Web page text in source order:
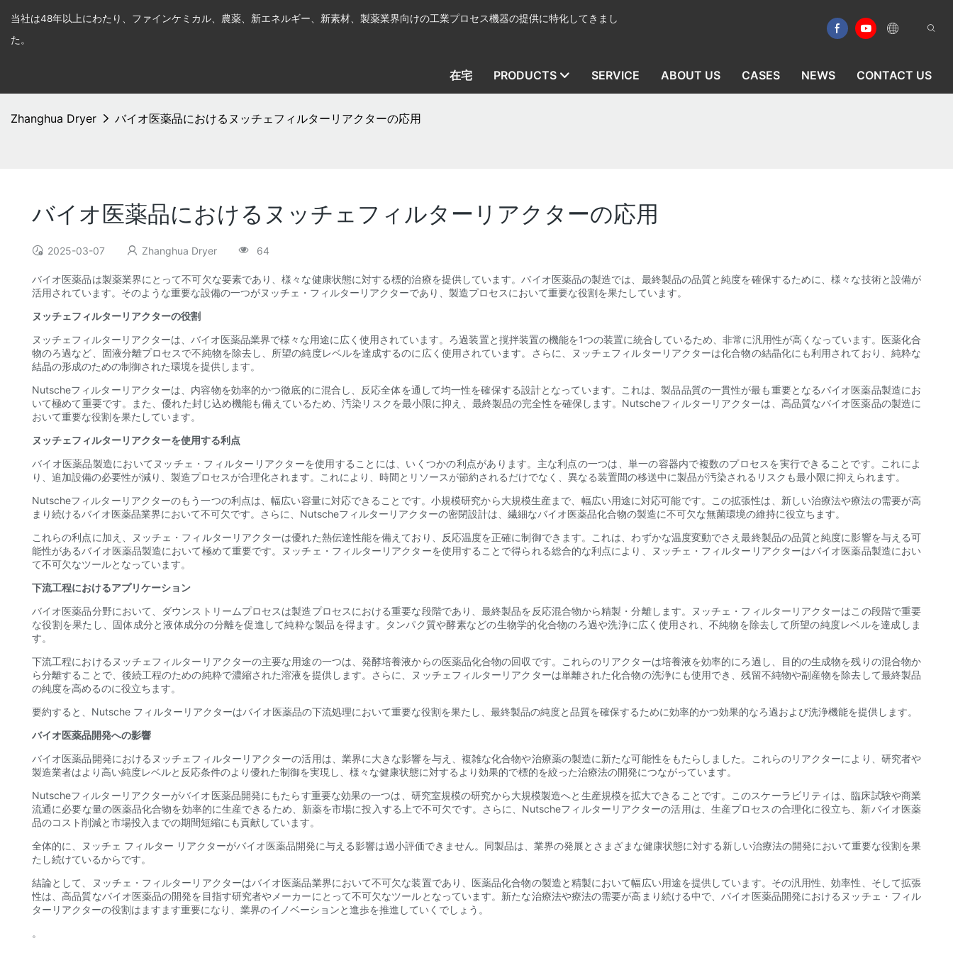
当社は48年以上にわたり、ファインケミカル、農薬、新エネルギー、新素材、製薬業界向けの工業プロセス機器の提供に特化してきまし
た。
在宅 PRODUCTS SERVICE ABOUT US CASES NEWS CONTACT US
Zhanghua Dryer バイオ医薬品におけるヌッチェフィルターリアクターの応用
バイオ医薬品におけるヌッチェフィルターリアクターの応用
2025-03-07 Zhanghua Dryer 64
バイオ医薬品は製薬業界にとって不可欠な要素であり、様々な健康状態に対する標的治療を提供しています。バイオ医薬品の製造では、最終製品の品質と純度を確保するために、様々な技術と設備が
活用されています。そのような重要な設備の一つがヌッチェ・フィルターリアクターであり、製造プロセスにおいて重要な役割を果たしています。
ヌッチェフィルターリアクターの役割
ヌッチェフィルターリアクターは、バイオ医薬品業界で様々な用途に広く使用されています。ろ過装置と撹拌装置の機能を1つの装置に統合しているため、非常に汎用性が高くなっています。医薬化合
物のろ過など、固液分離プロセスで不純物を除去し、所望の純度レベルを達成するのに広く使用されています。さらに、ヌッチェフィルターリアクターは化合物の結晶化にも利用されており、純粋な
結晶の形成のための制御された環境を提供します。
Nutscheフィルターリアクターは、内容物を効率的かつ徹底的に混合し、反応全体を通して均一性を確保する設計となっています。これは、製品品質の一貫性が最も重要となるバイオ医薬品製造にお
いて極めて重要です。また、優れた封じ込め機能も備えているため、汚染リスクを最小限に抑え、最終製品の完全性を確保します。Nutscheフィルターリアクターは、高品質なバイオ医薬品の製造に
おいて重要な役割を果たしています。
ヌッチェフィルターリアクターを使用する利点
バイオ医薬品製造においてヌッチェ・フィルターリアクターを使用することには、いくつかの利点があります。主な利点の一つは、単一の容器内で複数のプロセスを実行できることです。これによ
り、追加設備の必要性が減り、製造プロセスが合理化されます。これにより、時間とリソースが節約されるだけでなく、異なる装置間の移送中に製品が汚染されるリスクも最小限に抑えられます。
Nutscheフィルターリアクターのもう一つの利点は、幅広い容量に対応できることです。小規模研究から大規模生産まで、幅広い用途に対応可能です。この拡張性は、新しい治療法や療法の需要が高
まり続けるバイオ医薬品業界において不可欠です。さらに、Nutscheフィルターリアクターの密閉設計は、繊細なバイオ医薬品化合物の製造に不可欠な無菌環境の維持に役立ちます。
これらの利点に加え、ヌッチェ・フィルターリアクターは優れた熱伝達性能を備えており、反応温度を正確に制御できます。これは、わずかな温度変動でさえ最終製品の品質と純度に影響を与える可
能性があるバイオ医薬品製造において極めて重要です。ヌッチェ・フィルターリアクターを使用することで得られる総合的な利点により、ヌッチェ・フィルターリアクターはバイオ医薬品製造におい
て不可欠なツールとなっています。
下流工程におけるアプリケーション
バイオ医薬品分野において、ダウンストリームプロセスは製造プロセスにおける重要な段階であり、最終製品を反応混合物から精製・分離します。ヌッチェ・フィルターリアクターはこの段階で重要
な役割を果たし、固体成分と液体成分の分離を促進して純粋な製品を得ます。タンパク質や酵素などの生物学的化合物のろ過や洗浄に広く使用され、不純物を除去して所望の純度レベルを達成しま
す。
下流工程におけるヌッチェフィルターリアクターの主要な用途の一つは、発酵培養液からの医薬品化合物の回収です。これらのリアクターは培養液を効率的にろ過し、目的の生成物を残りの混合物か
ら分離することで、後続工程のための純粋で濃縮された溶液を提供します。さらに、ヌッチェフィルターリアクターは単離された化合物の洗浄にも使用でき、残留不純物や副産物を除去して最終製品
の純度を高めるのに役立ちます。
要約すると、Nutsche フィルターリアクターはバイオ医薬品の下流処理において重要な役割を果たし、最終製品の純度と品質を確保するために効率的かつ効果的なろ過および洗浄機能を提供します。
バイオ医薬品開発への影響
バイオ医薬品開発におけるヌッチェフィルターリアクターの活用は、業界に大きな影響を与え、複雑な化合物や治療薬の製造に新たな可能性をもたらしました。これらのリアクターにより、研究者や
製造業者はより高い純度レベルと反応条件のより優れた制御を実現し、様々な健康状態に対するより効果的で標的を絞った治療法の開発につながっています。
Nutscheフィルターリアクターがバイオ医薬品開発にもたらす重要な効果の一つは、研究室規模の研究から大規模製造へと生産規模を拡大できることです。このスケーラビリティは、臨床試験や商業
流通に必要な量の医薬品化合物を効率的に生産できるため、新薬を市場に投入する上で不可欠です。さらに、Nutscheフィルターリアクターの活用は、生産プロセスの合理化に役立ち、新バイオ医薬
品のコスト削減と市場投入までの期間短縮にも貢献しています。
全体的に、ヌッチェ フィルター リアクターがバイオ医薬品開発に与える影響は過小評価できません。同製品は、業界の発展とさまざまな健康状態に対する新しい治療法の開発において重要な役割を果
たし続けているからです。
結論として、ヌッチェ・フィルターリアクターはバイオ医薬品業界において不可欠な装置であり、医薬品化合物の製造と精製において幅広い用途を提供しています。その汎用性、効率性、そして拡張
性は、高品質なバイオ医薬品の開発を目指す研究者やメーカーにとって不可欠なツールとなっています。新たな治療法や療法の需要が高まり続ける中で、バイオ医薬品開発におけるヌッチェ・フィル
ターリアクターの役割はますます重要になり、業界のイノベーションと進歩を推進していくでしょう。
。